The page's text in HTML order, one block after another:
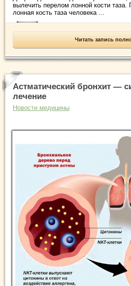
вылечить перелом лонной кости таза.
лонная кость таза человека ...
Читать запись
Астматический бронхит —
лечение
Новости медицины